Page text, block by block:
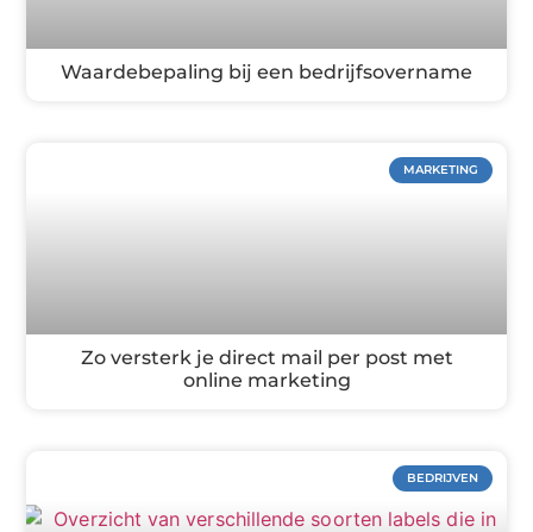
Waardebepaling bij een bedrijfsovername
MARKETING
Zo versterk je direct mail per post met
online marketing
BEDRIJVEN